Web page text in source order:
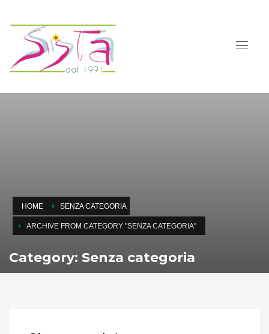
HOME SENZA CATEGORIA
ARCHIVE FROM CATEGORY "SENZA CATEGORIA"
Category: Senza categoria